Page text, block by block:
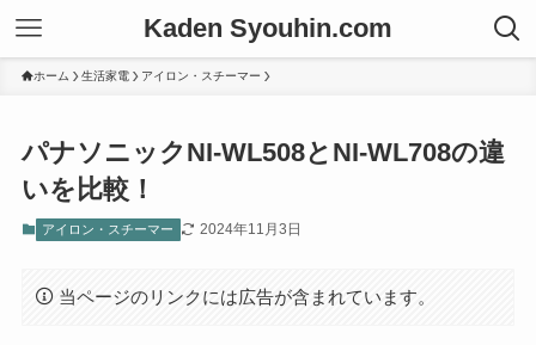
Kaden Syouhin.com
ホーム 生活家電 アイロン・スチーマー
パナソニックNI-WL508とNI-WL708の違
いを比較！
アイロン・スチーマー 2024年11月3日
当ページのリンクには広告が含まれています。